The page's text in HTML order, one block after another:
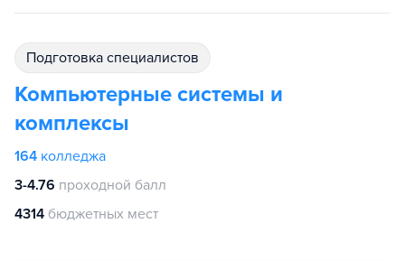
подготовка специалистов
Компьютерные системы и
комплексы
164 колледжа
3-4.76 проходной балл
4314 бюджетных мест